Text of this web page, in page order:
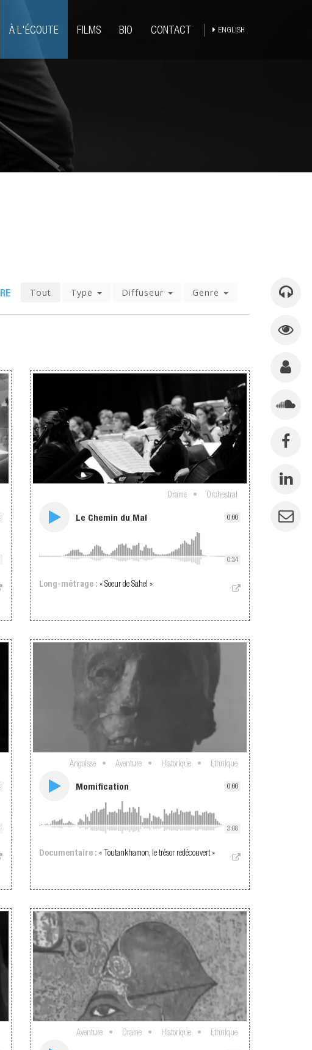
ENGLISH
À L'ÉCOUTE FILMS BIO
CONTACT
Tout Type Diffuseur Genre
Drame Orchestral
0:00
Le Chemin du Mal
0:34
Long-métrage : « Soeur de Sahel »
Angoisse Aventure Historique Ethnique
0:00
Momification
3:08
Documentaire : « Toutankhamon, le trésor redécouvert »
Aventure Drame Historique Ethnique